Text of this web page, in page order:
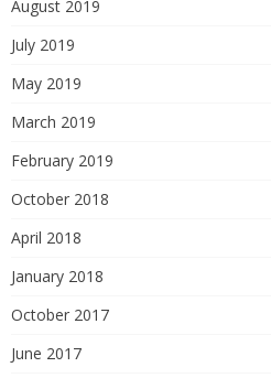
August 2019
July 2019
May 2019
March 2019
February 2019
October 2018
April 2018
January 2018
October 2017
June 2017